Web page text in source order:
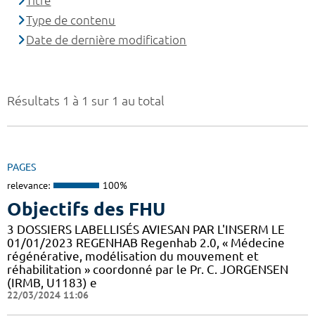
Résultats 1 à 1 sur 1 au total
PAGES
relevance: 100%
Objectifs des FHU
3 DOSSIERS LABELLISÉS AVIESAN PAR L'INSERM LE
01/01/2023 REGENHAB Regenhab 2.0, « Médecine
régénérative, modélisation du mouvement et
réhabilitation » coordonné par le Pr. C. JORGENSEN
(IRMB, U1183) e
22/03/2024 11:06
Type de contenu
Date de dernière modification